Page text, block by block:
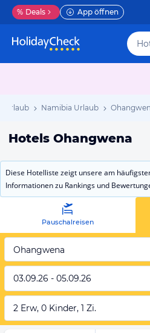
% Deals App öffnen
Urlaub Namibia Urlaub
Hotels Ohangwena
Diese Hotelliste zeigt unsere am
Informationen zu Rankings und
Pauschalreisen
Ohangwena
03.09.26 - 05.09.26
2 Erw, 0 Kinder, 1 Zi.